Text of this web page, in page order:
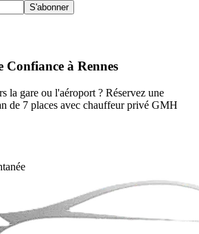
S'abonner
à Rennes
la gare ou l'aéroport ? Réservez une
de 7 places avec chauffeur privé GMH